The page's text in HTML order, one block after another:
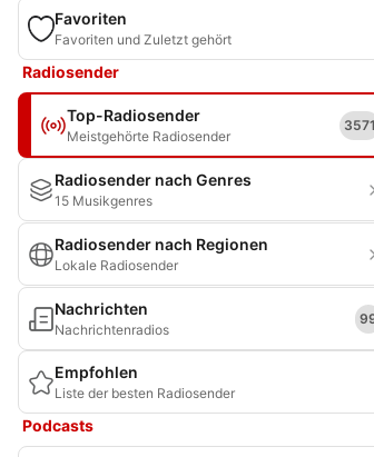
Favoriten
Favoriten und Zuletzt gehört
Radiosender
Top-Radiosender
Meistgehörte Radiosender
3571
Radiosender nach Genres
15 Musikgenres
Radiosender nach Regionen
Lokale Radiosender
Nachrichten
Nachrichtenradios
Empfohlen
Liste der besten Radiosender
Podcasts